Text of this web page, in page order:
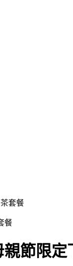
套餐
親節限